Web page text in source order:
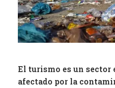
El turismo es un sector
afectado por la